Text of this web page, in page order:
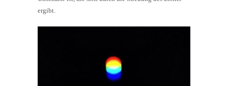
ergibt.